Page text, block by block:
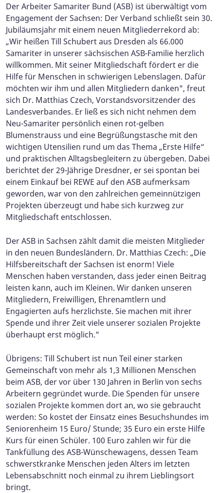
Der Arbeiter Samariter Bund (ASB) ist überwältigt vom
Engagement der Sachsen: Der Verband schließt sein 30.
Jubiläumsjahr mit einem neuen Mitgliederrekord ab:
„Wir heißen Till Schubert aus Dresden als 66.000
Samariter in unserer sächsischen ASB-Familie herzlich
willkommen. Mit seiner Mitgliedschaft fördert er die
Hilfe für Menschen in schwierigen Lebenslagen. Dafür
möchten wir ihm und allen Mitgliedern danken", freut
sich Dr. Matthias Czech, Vorstandsvorsitzender des
Landesverbandes. Er ließ es sich nicht nehmen dem
Neu-Samariter persönlich einen rot-gelben
Blumenstrauss und eine Begrüßungstasche mit den
wichtigen Utensilien rund um das Thema „Erste Hilfe“
und praktischen Alltagsbegleitern zu übergeben. Dabei
berichtet der 29-Jährige Dresdner, er sei spontan bei
einem Einkauf bei REWE auf den ASB aufmerksam
geworden, war von den zahlreichen gemeinnützigen
Projekten überzeugt und habe sich kurzweg zur
Mitgliedschaft entschlossen.
Der ASB in Sachsen zählt damit die meisten Mitglieder
in den neuen Bundesländern. Dr. Matthias Czech: „Die
Hilfsbereitschaft der Sachsen ist enorm! Viele
Menschen haben verstanden, dass jeder einen Beitrag
leisten kann, auch im Kleinen. Wir danken unseren
Mitgliedern, Freiwilligen, Ehrenamtlern und
Engagierten aufs herzlichste. Sie machen mit ihrer
Spende und ihrer Zeit viele unserer sozialen Projekte
überhaupt erst möglich."
Übrigens: Till Schubert ist nun Teil einer starken
Gemeinschaft von mehr als 1,3 Millionen Menschen
beim ASB, der vor über 130 Jahren in Berlin von sechs
Arbeitern gegründet wurde. Die Spenden für unsere
sozialen Projekte kommen dort an, wo sie gebraucht
werden: So kostet der Einsatz eines Besuchshundes im
Seniorenheim 15 Euro/ Stunde; 35 Euro ein erste Hilfe
Kurs für einen Schüler. 100 Euro zahlen wir für die
Tankfüllung des ASB-Wünschewagens, dessen Team
schwerstkranke Menschen jeden Alters im letzten
Lebensabschnitt noch einmal zu ihrem Lieblingsort
bringt.